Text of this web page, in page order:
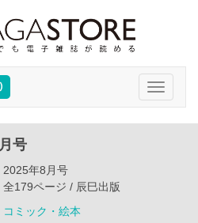
Toggle
号
2025年8月号
全179ページ / 辰巳出版
コミック・絵本